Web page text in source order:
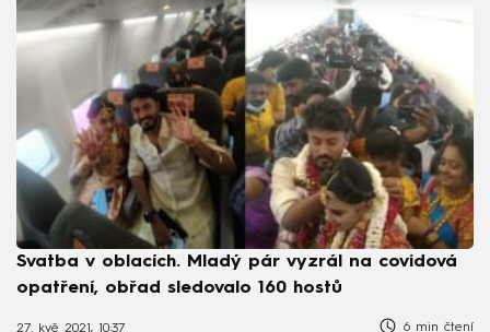
Svatba v oblacích. Mladý pár vyzrál na covidová
opatření, obřad sledovalo 160 hostů
27. kvě 2021, 10:37 6 min čtení